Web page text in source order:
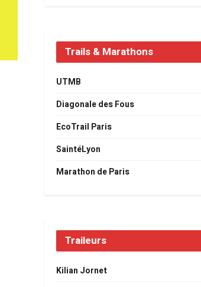
Trails & Marathons
UTMB
Diagonale des Fous
EcoTrail Paris
SaintéLyon
Marathon de Paris
Traileurs
Kilian Jornet